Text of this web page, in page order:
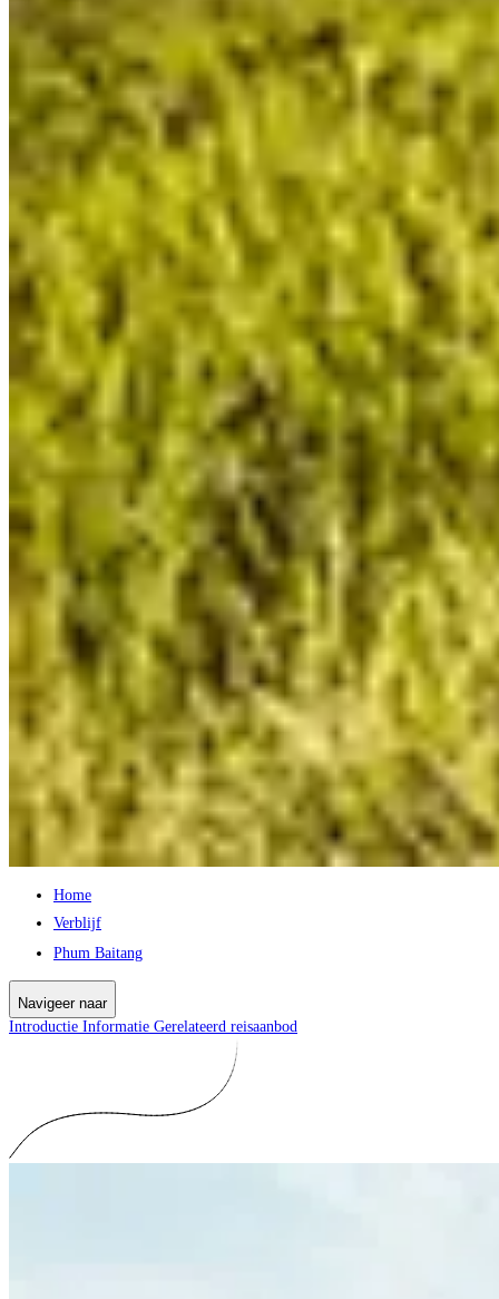
Home
Verblijf
Phum Baitang
Navigeer naar
Introductie Informatie Gerelateerd reisaanbod